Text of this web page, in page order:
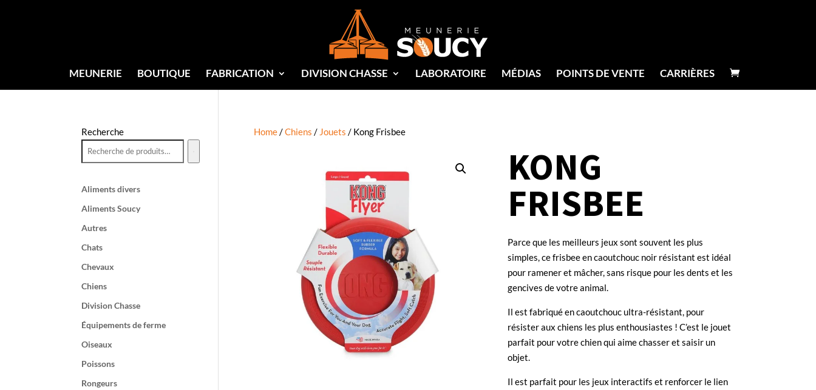
MEUNERIE BOUTIQUE FABRICATION DIVISION CHASSE LABORATOIRE MÉDIAS POINTS DE VENTE CARRIÈRES
Home/Chiens / Jouets / Kong Frisbee
KONG
FRISBEE
Parce que les meilleurs jeux sont souvent les plus
simples, ce frisbee en caoutchouc noir résistant est idéal
pour ramener et mâcher, sans risque pour les dents et les
gencives de votre animal.
Il est fabriqué en caoutchouc ultra-résistant, pour
résister aux chiens les plus enthousiastes ! C’est le jouet
parfait pour votre chien qui aime chasser et saisir un
objet.
Il est parfait pour les jeux interactifs et renforcer le lien
Recherche
Aliments divers
Aliments Soucy
Autres
Chats
Chevaux
Chiens
Division Chasse
Équipements de ferme
Oiseaux
Poissons
Rongeurs